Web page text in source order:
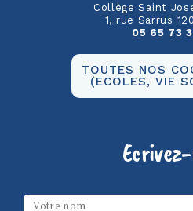
Collège Saint
1, rue Sarrus
05 65 73
TOUTES NOS
(ECOLES, VIE
Votre